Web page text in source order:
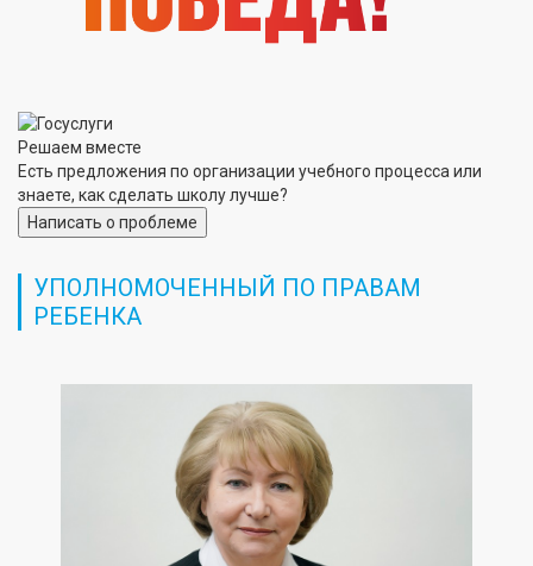
Решаем вместе
Есть предложения по организации учебного процесса или
знаете, как сделать школу лучше?
Написать о проблеме
УПОЛНОМОЧЕННЫЙ ПО ПРАВАМ
РЕБЕНКА